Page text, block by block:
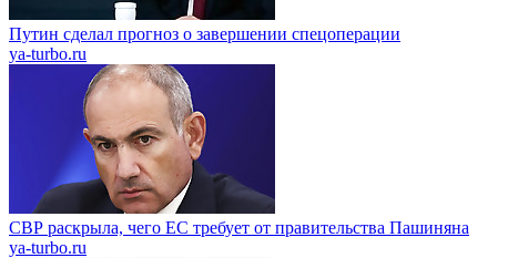
Путин сделал прогноз о завершении спецоперации
ya-turbo.ru
СВР раскрыла, чего ЕС требует от правительства Пашиняна
ya-turbo.ru